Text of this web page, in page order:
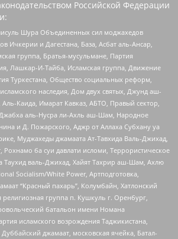
Российской Федерации
Шура Объединенных сил моджахедов
Ичкерии и Дагестана, База, Асбат аль-Ансар,
группа, Братья-мусульмане, Партия
Лашкар-И-Тайба, Исламская группа, Движение
Туркестана, Общество социальных реформ,
наследия, Дом двух святых, Джунд аш-
Каида, Имарат Кавказ, АБТО, Правый сектор,
Джабха аль-Нусра ли-Ахль аш-Шам, Народное
и Д. Пожарского, Аджр от Аллаха Субхану уа
Муджахеды джамаата Ат-Тавхида Валь-Джихад,
Рохнамо ба суи давлати исломи, Террористическое
Таухид валь-Джихад, Хайят Тахрир аш-Шам, Ахлю
Socialism/White Power, Артподготовка,
“Красный пахарь”, Колумбайн, Хатлонский
группа п. Кушкуль г. Оренбург,
батальон имени Номана
исламского возрождения Таджикистана,
джамаат, московская ячейка, Батал-